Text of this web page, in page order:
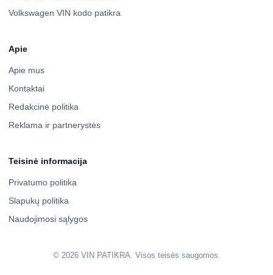
Volkswagen VIN kodo patikra
Apie
Apie mus
Kontaktai
Redakcinė politika
Reklama ir partnerystės
Teisinė informacija
Privatumo politika
Slapukų politika
Naudojimosi sąlygos
© 2026 VIN PATIKRA. Visos teisės saugomos.